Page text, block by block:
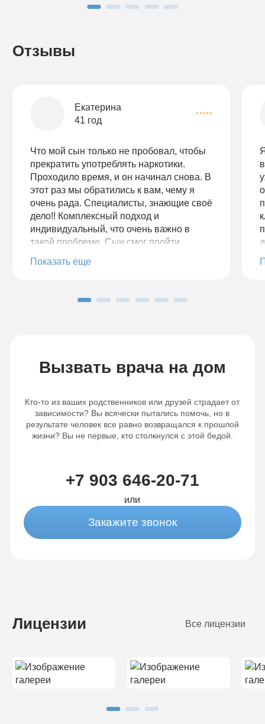
Отзывы
Екатерина
41 год
Что мой сын только не пробовал, чтобы
прекратить употреблять наркотики.
Проходило время, и он начинал снова. В
этот раз мы обратились к вам, чему я
очень рада. Специалисты, знающие своё
дело!! Комплексный подход и
индивидуальный, что очень важно в
такой проблеме. Сын смог пройти
говорит, что на столько легко и понятно
Показать еще
Вызвать врача на дом
Кто-то из ваших родственников или друзей страдает от
зависимости? Вы всячески пытались помочь, но в
результате человек все равно возвращался к прошлой
жизни? Вы не первые, кто столкнулся с этой бедой.
+7 903 646-20-71
или
Закажите звонок
Лицензии Все лицензии